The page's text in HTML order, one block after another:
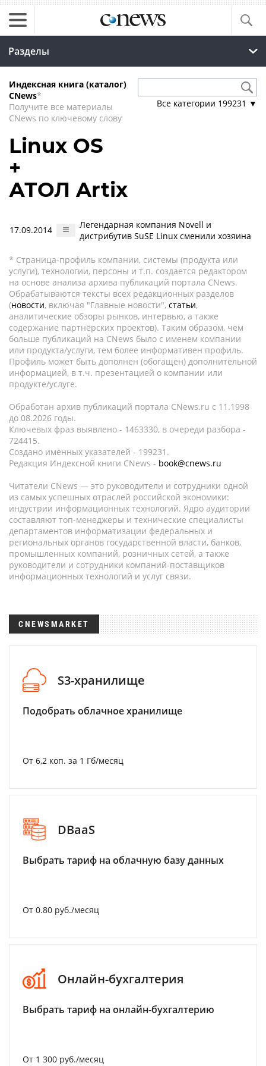
Разделы
Индексная книга (каталог)
CNews*
Получите все материалы
CNews по ключевому слову
Все категории 199231 ▼
Linux OS
+
АТОЛ Artix
17.09.2014
Легендарная компания Novell и
дистрибутив SuSE Linux сменили хозяина
* Страница-профиль компании, системы (продукта или
услуги), технологии, персоны и т.п. создается редактором
на основе анализа архива публикаций портала CNews.
Обрабатываются тексты всех редакционных разделов
(новости, включая "Главные новости", статьи,
аналитические обзоры рынков, интервью, а также
содержание партнёрских проектов). Таким образом, чем
больше публикаций на CNews было с именем компании
или продукта/услуги, тем более информативен профиль.
Профиль может быть дополнен (обогащен) дополнительной
информацией, в т.ч. презентацией о компании или
продукте/услуге.
Обработан архив публикаций портала CNews.ru c 11.1998
до 08.2026 годы.
Ключевых фраз выявлено - 1463330, в очереди разбора -
724415.
Создано именных указателей - 199231.
Редакция Индексной книги CNews - book@cnews.ru
Читатели CNews — это руководители и сотрудники одной
из самых успешных отраслей российской экономики:
индустрии информационных технологий. Ядро аудитории
составляют топ-менеджеры и технические специалисты
департаментов информатизации федеральных и
региональных органов государственной власти, банков,
промышленных компаний, розничных сетей, а также
руководители и сотрудники компаний-поставщиков
информационных технологий и услуг связи.
CNEWSMARKET
S3-хранилище
Подобрать облачное хранилище
От 6,2 коп. за 1 Гб/месяц
DBaaS
Выбрать тариф на облачную базу данных
От 0.80 руб./месяц
Онлайн-бухгалтерия
Выбрать тариф на онлайн-бухгалтерию
От 1 300 руб./месяц